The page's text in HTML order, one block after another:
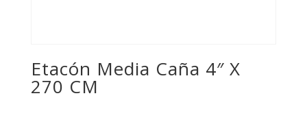
Etacón Media Caña 4″ X
270 CM